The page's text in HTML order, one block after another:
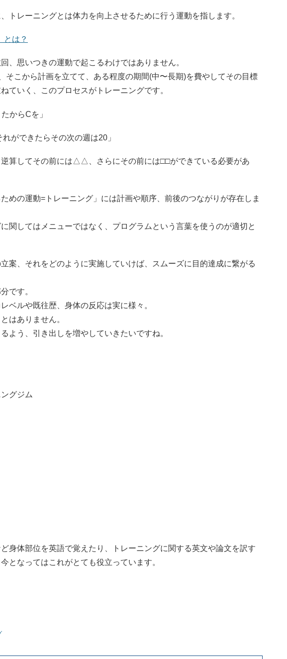
トレーニングとは体力を向上させるために行う運動を指します。
とは？
、思いつきの運動で起こるわけではありません。
そこから計画を立てて、ある程度の期間(中〜長期)を費やしてその目標
ていく、このプロセスがトレーニングです。
からCを」
ができたらその次の週は20」
逆算してその前には△△、さらにその前には□□ができている必要があ
めの運動=トレーニング」には計画や順序、前後のつながりが存在しま
関してはメニューではなく、プログラムという言葉を使うのが適切と
案、それをどのように実施していけば、スムーズに目的達成に繋がる
です。
ベルや既往歴、身体の反応は実に様々。
はありません。
よう、引き出しを増やしていきたいですね。
グジム
身体部位を英語で覚えたり、トレーニングに関する英文や論文を訳す
となってはこれがとても役立っています。